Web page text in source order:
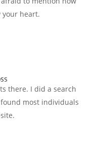
your heart.
there. I did a search
most individuals